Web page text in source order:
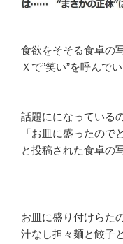
食欲をそそる食卓の
Ｘで”笑い”を呼んでい
話題にになっている
「お皿に盛ったので
と投稿された食卓の
お皿に盛り付けらた
汁なし担々麺と餃子